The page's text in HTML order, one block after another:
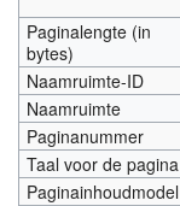
Paginalengte (in
bytes)
Naamruimte-ID
Naamruimte
Paginanummer
Taal voor de pagina
Paginainhoudmodel